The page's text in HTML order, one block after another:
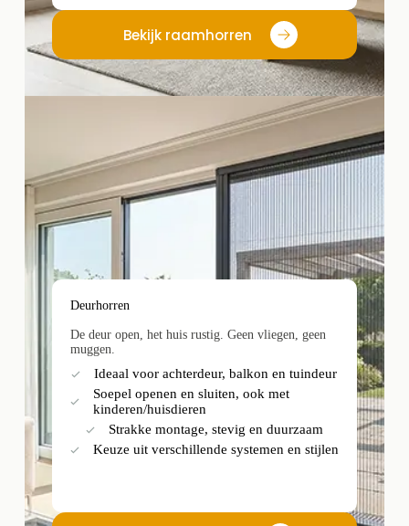
Bekijk raamhorren
Deurhorren
De deur open, het huis rustig. Geen vliegen, geen
muggen.
Ideaal voor achterdeur, balkon en tuindeur
Soepel openen en sluiten, ook met
kinderen/huisdieren
Strakke montage, stevig en duurzaam
Keuze uit verschillende systemen en stijlen